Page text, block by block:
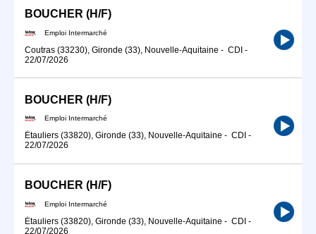
BOUCHER (H/F)
Emploi Intermarché
Coutras (33230), Gironde (33), Nouvelle-Aquitaine - CDI -
22/07/2026
BOUCHER (H/F)
Emploi Intermarché
Étauliers (33820), Gironde (33), Nouvelle-Aquitaine - CDI -
22/07/2026
BOUCHER (H/F)
Emploi Intermarché
Étauliers (33820), Gironde (33), Nouvelle-Aquitaine - CDI -
22/07/2026